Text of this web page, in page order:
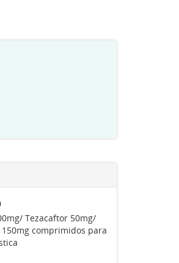
Tezacaftor 50mg/
comprimidos para